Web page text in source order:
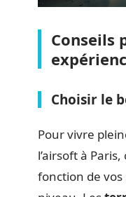
Conseils
Choisir le
Pour vivre
l’airsoft à
fonction de